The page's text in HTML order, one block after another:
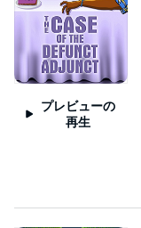
プレビューの
再生